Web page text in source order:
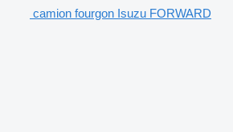
camion fourgon Isuzu FORWARD